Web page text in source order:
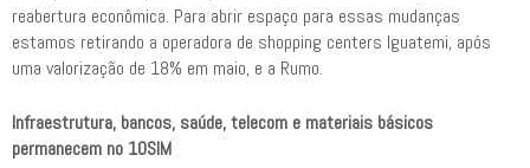
reabertura econômica. Para abrir espaço para essas mudanças
estamos retirando a operadora de shopping centers Iguatemi, após
uma valorização de 18% em maio, e a Rumo.
Infraestrutura, bancos, saúde, telecom e materiais básicos
permanecem no 10SIM